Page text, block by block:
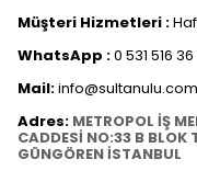
Müşteri Hizmetleri :
WhatsApp :0 531 516
Mail:info@sultanulu.com
Adres: METROPOL İŞ
CADDESİ NO:33 B BLOK
GÜNGÖREN İSTANBUL